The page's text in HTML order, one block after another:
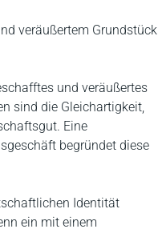
veräußertem Grundstück
und veräußertes
sind die Gleichartigkeit,
Eine
begründet diese
Identität
ein mit einem